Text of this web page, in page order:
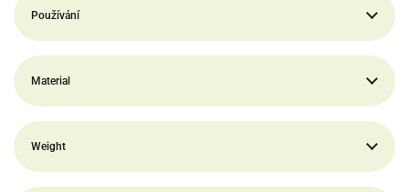
Používání
Material
Weight